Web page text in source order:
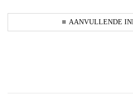
AANVULLENDE